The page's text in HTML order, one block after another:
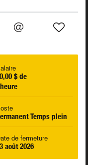
$ de
Temps plein
de fermeture
août 2026